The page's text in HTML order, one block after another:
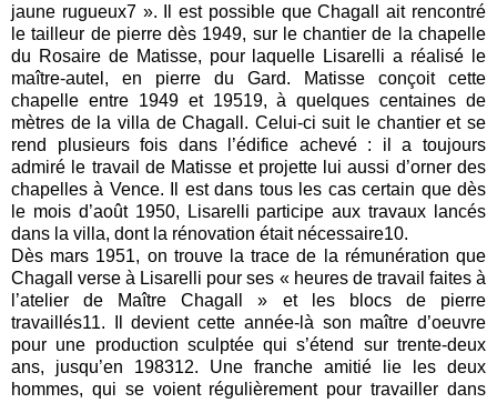
jaune rugueux7 ». Il est possible que Chagall ait rencontré
le tailleur de pierre dès 1949, sur le chantier de la chapelle
du Rosaire de Matisse, pour laquelle Lisarelli a réalisé le
maître-autel, en pierre du Gard. Matisse conçoit cette
chapelle entre 1949 et 19519, à quelques centaines de
mètres de la villa de Chagall. Celui-ci suit le chantier et se
rend plusieurs fois dans l’édifice achevé : il a toujours
admiré le travail de Matisse et projette lui aussi d’orner des
chapelles à Vence. Il est dans tous les cas certain que dès
le mois d’août 1950, Lisarelli participe aux travaux lancés
dans la villa, dont la rénovation était nécessaire10.
Dès mars 1951, on trouve la trace de la rémunération que
Chagall verse à Lisarelli pour ses « heures de travail faites à
l’atelier de Maître Chagall » et les blocs de pierre
travaillés11. Il devient cette année-là son maître d’oeuvre
pour une production sculptée qui s’étend sur trente-deux
ans, jusqu’en 198312. Une franche amitié lie les deux
hommes, qui se voient régulièrement pour travailler dans